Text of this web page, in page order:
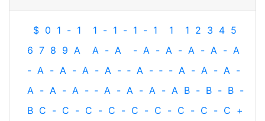
$ 0 1 - 1 1 - 1 - 1 - 1 1 1 2 3 4 5
6 7 8 9 A A - A - A - A - A - A - A
- A - A - A - A - ‐ A - ‐ - A - A - A -
A - A - A - ‐ A - A - A - A B - B - B -
B C - C - C - C - C - C - C - C - C +